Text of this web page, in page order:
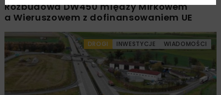
Rozbudowa DW450 między Mirkowem
a Wieruszowem z dofinansowaniem UE
DROGI INWESTYCJE WIADOMOŚCI